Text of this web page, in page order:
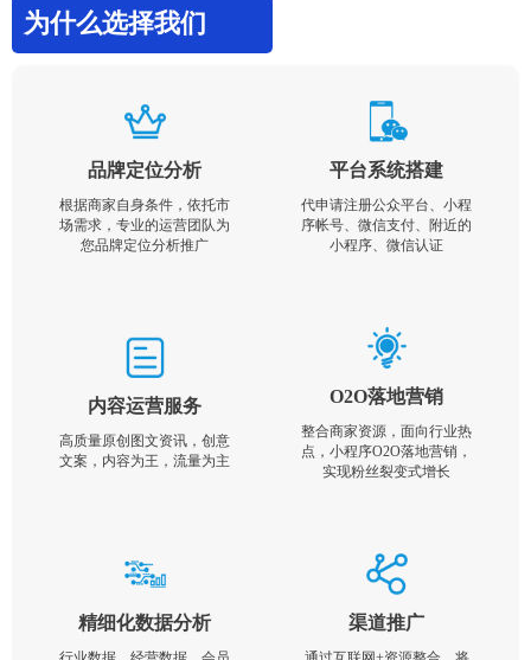
为什么选择我们
品牌定位分析
根据商家自身条件，依托市
场需求，专业的运营团队为
您品牌定位分析推广
平台系统搭建
代申请注册公众平台、小程
序帐号、微信支付、附近的
小程序、微信认证
内容运营服务
高质量原创图文资讯，创意
文案，内容为王，流量为主
O2O落地营销
整合商家资源，面向行业热
点，小程序O2O落地营销，
实现粉丝裂变式增长
精细化数据分析 渠道推广